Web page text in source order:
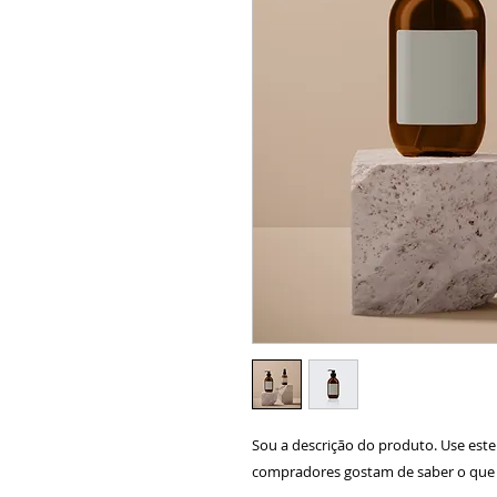
Sou a descrição do produto. Use
compradores gostam de saber o